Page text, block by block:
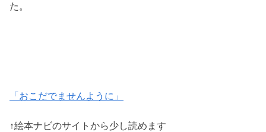
た。
「おこだでませんように」
↑絵本ナビのサイトから少し読めます